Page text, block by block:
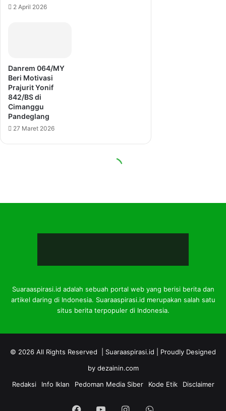
Suaraaspirasi.id adalah sebuah portal web yang berisi berita dan
artikel daring di Indonesia. Suaraaspirasi.id merupakan salah satu
situs berita terpopuler di Indonesia.
© 2026 All Rights Reserved | Suaraaspirasi.id | Proudly Designed
by dezainin.com
Redaksi
Info Iklan Pedoman Media Siber Kode Etik Disclaimer